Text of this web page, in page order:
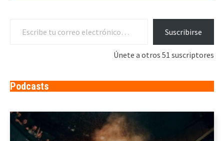
Suscribirse
Únete a otros 51 suscriptores
Podcasts